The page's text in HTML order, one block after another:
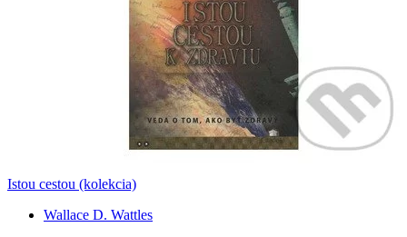
Istou cestou (kolekcia)
Wallace D. Wattles